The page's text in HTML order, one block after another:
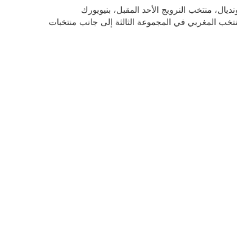
منتخب النرويج الأحد المقبل، بنيويورك
المغربي في المجموعة الثالثة إلى جانب منتخبات